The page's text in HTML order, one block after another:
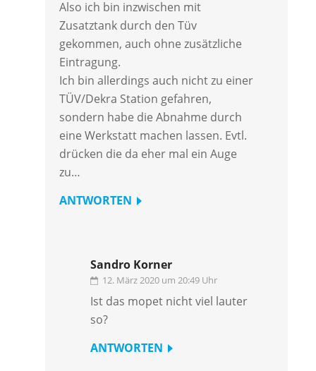
Also ich bin inzwischen mit
Zusatztank durch den Tüv
gekommen, auch ohne zusätzliche
Eintragung.
Ich bin allerdings auch nicht zu einer
TÜV/Dekra Station gefahren,
sondern habe die Abnahme durch
eine Werkstatt machen lassen. Evtl.
drücken die da eher mal ein Auge
zu…
ANTWORTEN
Sandro Korner
12. März 2020 um 20:49 Uhr
Ist das mopet nicht viel lauter
so?
ANTWORTEN